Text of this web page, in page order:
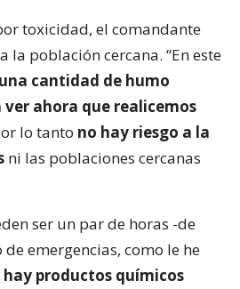
toxicidad, el comandante
la población cercana. “En este
cantidad de humo
ver ahora que realicemos
lo tanto no hay riesgo a la
ni las poblaciones cercanas
ser un par de horas -de
emergencias, como le he
hay productos químicos